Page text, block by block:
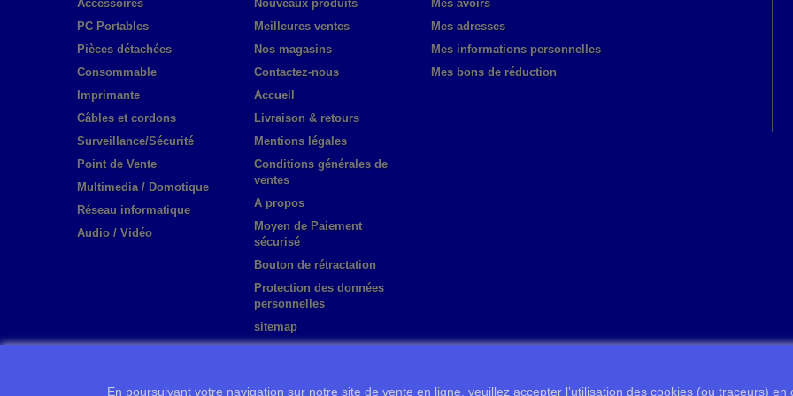
Accessoires
PC Portables
Pièces détachées
Consommable
Imprimante
Câbles et cordons
Surveillance/Sécurité
Point de Vente
Multimedia / Domotique
Réseau informatique
Audio / Vidéo
Nouveaux produits
Meilleures ventes
Nos magasins
Contactez-nous
Accueil
Livraison & retours
Mentions légales
Conditions générales de
ventes
A propos
Moyen de Paiement
sécurisé
Bouton de rétractation
Protection des données
personnelles
sitemap
Mes avoirs
Mes adresses
Mes informations personnelles
Mes bons de réduction
En poursuivant votre navigation sur notre site de vente en ligne, veuillez accepter l’utilisation des cookies (ou traceurs)